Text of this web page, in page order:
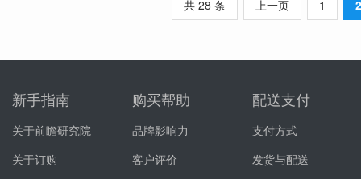
共 28 条 上一页 1 2
新手指南
关于前瞻研究院
关于订购
购买帮助
品牌影响力
客户评价
配送支付
支付方式
发货与配送